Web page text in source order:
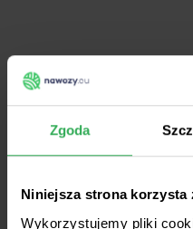
Zgoda
Niniejsza strona korzysta
Wykorzystujemy pliki
Uczestnicy 1-7 edycji
udział w programie.